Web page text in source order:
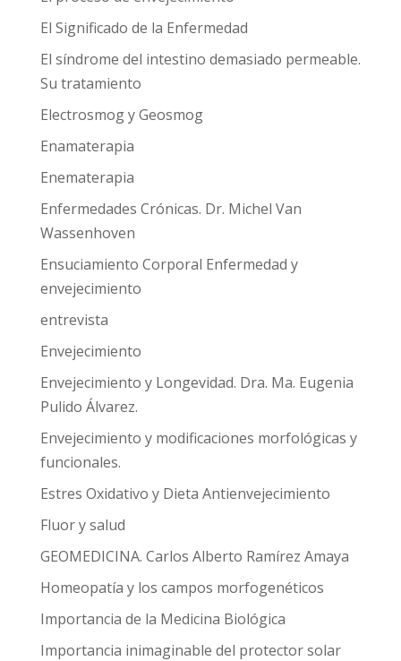
El Significado de la Enfermedad
El síndrome del intestino demasiado permeable.
Su tratamiento
Electrosmog y Geosmog
Enamaterapia
Enematerapia
Enfermedades Crónicas. Dr. Michel Van
Wassenhoven
Ensuciamiento Corporal Enfermedad y
envejecimiento
entrevista
Envejecimiento
Envejecimiento y Longevidad. Dra. Ma. Eugenia
Pulido Álvarez.
Envejecimiento y modificaciones morfológicas y
funcionales.
Estres Oxidativo y Dieta Antienvejecimiento
Fluor y salud
GEOMEDICINA. Carlos Alberto Ramírez Amaya
Homeopatía y los campos morfogenéticos
Importancia de la Medicina Biológica
Importancia inimaginable del protector solar